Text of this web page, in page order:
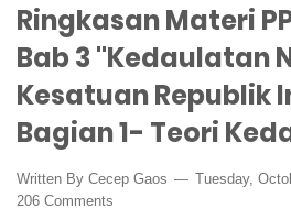
Ringkasan Materi
Bab 3 "Kedaulatan
Kesatuan Republik
Bagian 1- Teori
Written By Cecep Gaos
Tuesday,
206 Comments